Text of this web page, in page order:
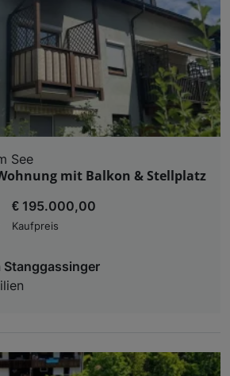
See
mit Balkon & Stellplatz
€ 195.000,00
Kaufpreis
Stanggassinger